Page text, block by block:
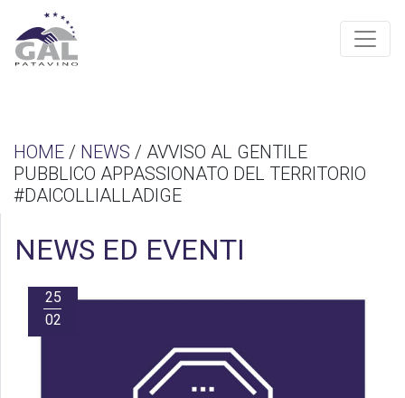
HOME / NEWS / AVVISO AL GENTILE
PUBBLICO APPASSIONATO DEL TERRITORIO
#DAICOLLIALLADIGE
NEWS ED EVENTI
25
02